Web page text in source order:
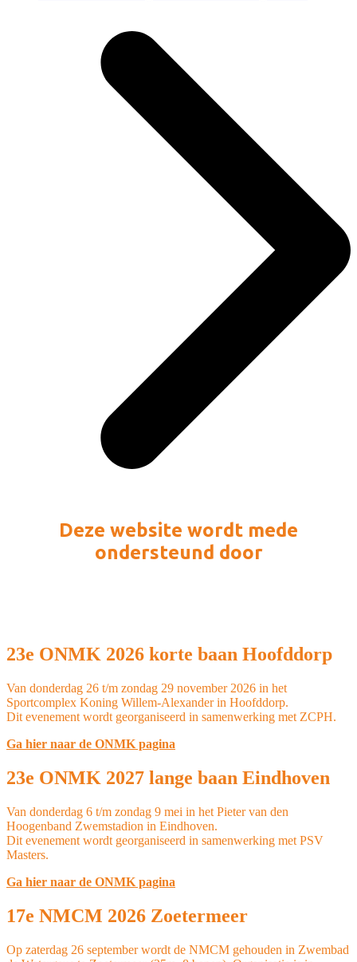
Deze website wordt mede
ondersteund door
23e ONMK 2026 korte baan Hoofddorp
Van donderdag 26 t/m zondag 29 november 2026 in het
Sportcomplex Koning Willem-Alexander in Hoofddorp.
Dit evenement wordt georganiseerd in samenwerking met ZCPH.
Ga hier naar de ONMK pagina
23e ONMK 2027 lange baan Eindhoven
Van donderdag 6 t/m zondag 9 mei in het Pieter van den
Hoogenband Zwemstadion in Eindhoven.
Dit evenement wordt georganiseerd in samenwerking met PSV
Masters.
Ga hier naar de ONMK pagina
17e NMCM 2026 Zoetermeer
Op zaterdag 26 september wordt de NMCM gehouden in Zwembad